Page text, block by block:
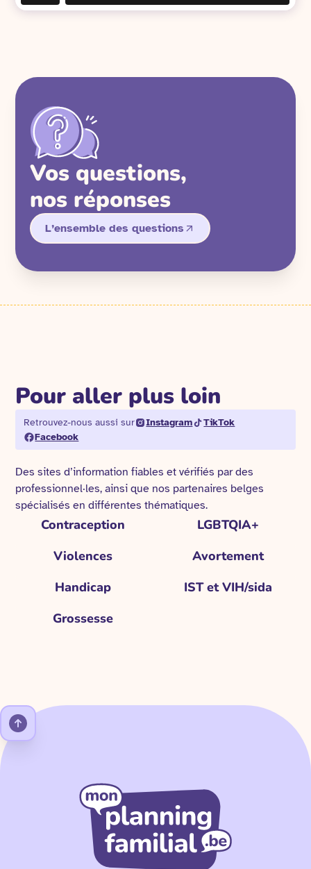
Vos questions,
nos réponses
L’ensemble des questions
Pour aller plus loin
Retrouvez-nous aussi sur Instagram
TikTok
Facebook
Des sites d’information fiables et vérifiés par des
professionnel·les, ainsi que nos partenaires belges
spécialisés en différentes thématiques.
Contraception
LGBTQIA+
Violences
Avortement
Handicap
IST et VIH/sida
Grossesse